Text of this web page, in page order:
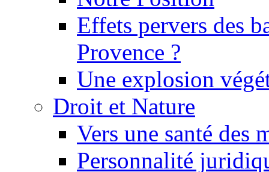
Effets pervers des
Provence ?
Une explosion
Droit et Nature
Vers une santé des
Personnalité